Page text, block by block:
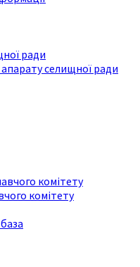
ради
апарату селищної ради
комітету
комітету